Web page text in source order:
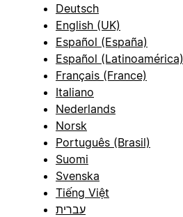
Deutsch
English (UK)
Español (España)
Español (Latinoamérica)
Français (France)
Italiano
Nederlands
Norsk
Português (Brasil)
Suomi
Svenska
Tiếng Việt
עברית